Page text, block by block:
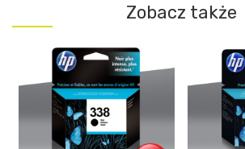
Zobacz także